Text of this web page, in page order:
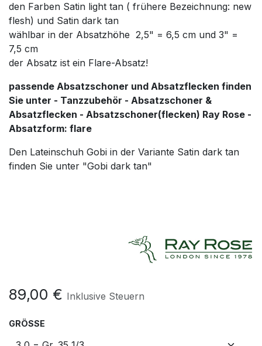
den Farben Satin light tan ( frühere Bezeichnung: new
flesh) und Satin dark tan
wählbar in der Absatzhöhe 2,5" = 6,5 cm und 3" =
7,5 cm
der Absatz ist ein Flare-Absatz!
passende Absatzschoner und Absatzflecken finden
Sie unter - Tanzzubehör - Absatzschoner &
Absatzflecken - Absatzschoner(flecken) Ray Rose -
Absatzform: flare
Den Lateinschuh Gobi in der Variante Satin dark tan
finden Sie unter "Gobi dark tan"
89,00 € Inklusive Steuern
GRÖSSE